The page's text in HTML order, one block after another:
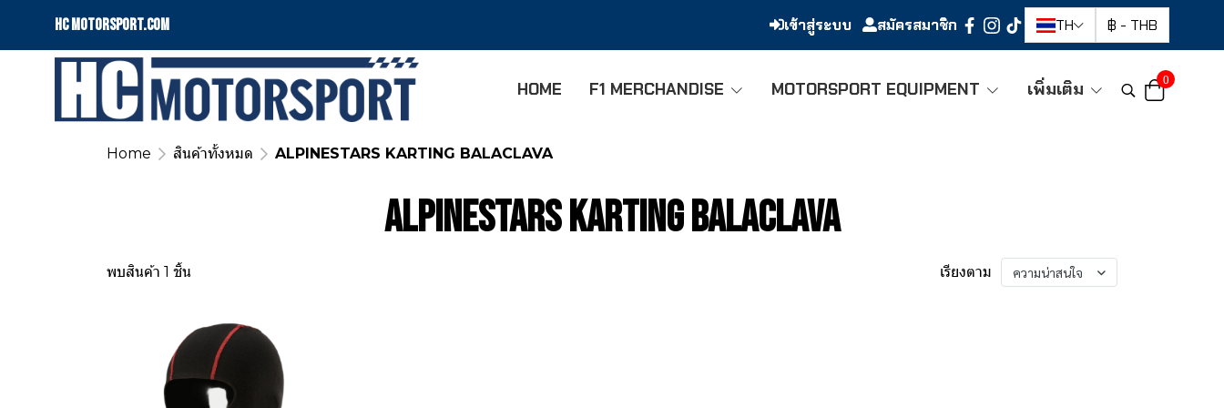
HC motorsport.COM เข้าสู่ระบบ สมัครสมาชิก TH ฿ - THB
HOME F1 MERCHANDISE MOTORSPORT EQUIPMENT เพิ่มเติม 0
Home สินค้าทั้งหมด ALPINESTARS KARTING BALACLAVA
ALPINESTARS KARTING BALACLAVA
พบสินค้า 1 ชิ้น เรียงตาม ความน่าสนใจ